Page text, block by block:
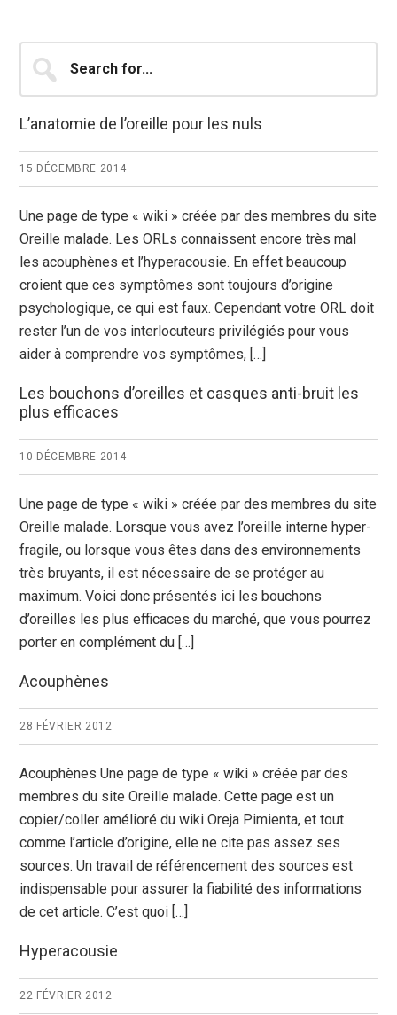
Barre
latérale
principale
for...
L’anatomie de l’oreille pour les nuls
15 DÉCEMBRE 2014
Une page de type « wiki » créée par des membres du site
Oreille malade. Les ORLs connaissent encore très mal
les acouphènes et l’hyperacousie. En effet beaucoup
croient que ces symptômes sont toujours d’origine
psychologique, ce qui est faux. Cependant votre ORL doit
rester l’un de vos interlocuteurs privilégiés pour vous
aider à comprendre vos symptômes, […]
Les bouchons d’oreilles et casques anti-bruit les
plus efficaces
10 DÉCEMBRE 2014
Une page de type « wiki » créée par des membres du site
Oreille malade. Lorsque vous avez l’oreille interne hyper-
fragile, ou lorsque vous êtes dans des environnements
très bruyants, il est nécessaire de se protéger au
maximum. Voici donc présentés ici les bouchons
d’oreilles les plus efficaces du marché, que vous pourrez
porter en complément du […]
Acouphènes
28 FÉVRIER 2012
Acouphènes Une page de type « wiki » créée par des
membres du site Oreille malade. Cette page est un
copier/coller amélioré du wiki Oreja Pimienta, et tout
comme l’article d’origine, elle ne cite pas assez ses
sources. Un travail de référencement des sources est
indispensable pour assurer la fiabilité des informations
de cet article. C’est quoi […]
Hyperacousie
22 FÉVRIER 2012